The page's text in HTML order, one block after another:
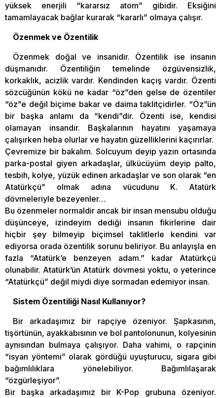
yüksek enerjili “kararsız atom” gibidir. Eksiğini
tamamlayacak bağlar kurarak “kararlı” olmaya çalışır.
Özenmek ve Özentilik
Özenmek doğal ve insanidir. Özentilik ise insanın
düşmanıdır. Özentiliğin temelinde özgüvensizlik,
korkaklık, acizlik vardır. Kendinden kaçış vardır. Özenti
sözcüğünün kökü ne kadar “öz”den gelse de özentiler
“öz”e değil biçime bakar ve daima taklitçidirler. “Öz”ün
bir başka anlamı da “kendi”dir. Özenti ise, kendisi
olamayan insandır. Başkalarının hayatını yaşamaya
çalışırken heba olurlar ve hayatın güzelliklerini kaçırırlar.
Çevremize bir bakalım. Solcuyum deyip yazın ortasında
parka-postal giyen arkadaşlar, ülkücüyüm deyip palto,
tesbih, kolye, yüzük edinen arkadaşlar ve son olarak “en
Atatürkçü” olmak adına vücudunu K. Atatürk
dövmeleriyle bezeyenler…
Bu özenmeler normaldir ancak bir insan mensubu olduğu
düşünceye, izindeyim dediği insanın fikirlerine dair
hiçbir şey bilmeyip biçimsel taklitlerle kendini var
ediyorsa orada özentilik sorunu beliriyor. Bu anlayışla en
fazla “Atatürk’e benzeyen adam.” kadar Atatürkçü
olunabilir. Atatürk’ün Atatürk dövmesi yoktu, o yeterince
“Atatürkçü” değil miydi diye sormadan edemiyor insan.
Sistem Özentiliği Nasıl Kullanıyor?
Bir arkadaşımız bir rapçiye özeniyor. Şapkasının,
tişörtünün, ayakkabısının ve bol pantolonunun, kolyesinin
aynısından bulmaya çalışıyor. Daha vahimi, o rapçinin
“isyan yöntemi” olarak gördüğü uyuşturucu, sigara gibi
bağımlılıklara yönelebiliyor. Bağımlılaşarak
“özgürleşiyor”.
Bir başka arkadaşımız bir K-Pop grubuna özeniyor.